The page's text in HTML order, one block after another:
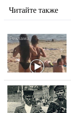
Читайте также